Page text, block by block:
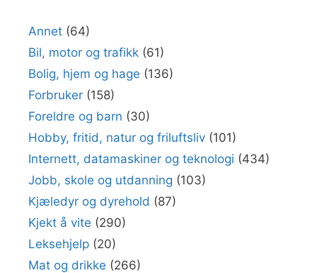
Annet (64)
Bil, motor og trafikk (61)
Bolig, hjem og hage (136)
Forbruker (158)
Foreldre og barn (30)
Hobby, fritid, natur og friluftsliv (101)
Internett, datamaskiner og teknologi (434)
Jobb, skole og utdanning (103)
Kjæledyr og dyrehold (87)
Kjekt å vite (290)
Leksehjelp (20)
Mat og drikke (266)